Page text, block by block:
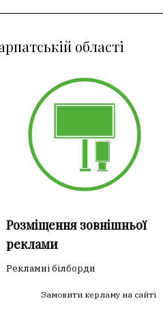
області
Розміщення зовнішньої
реклами
Рекламні білборди
Замовити керламу на сайті